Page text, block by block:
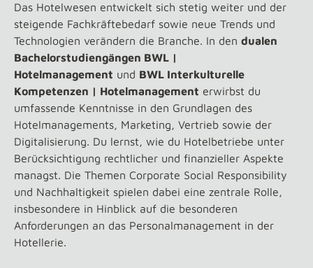
Das Hotelwesen entwickelt sich stetig weiter und der
steigende Fachkräftebedarf sowie neue Trends und
Technologien verändern die Branche. In den dualen
Bachelorstudiengängen BWL |
Hotelmanagement und BWL Interkulturelle
Kompetenzen | Hotelmanagement erwirbst du
umfassende Kenntnisse in den Grundlagen des
Hotelmanagements, Marketing, Vertrieb sowie der
Digitalisierung. Du lernst, wie du Hotelbetriebe unter
Berücksichtigung rechtlicher und finanzieller Aspekte
managst. Die Themen Corporate Social Responsibility
und Nachhaltigkeit spielen dabei eine zentrale Rolle,
insbesondere in Hinblick auf die besonderen
Anforderungen an das Personalmanagement in der
Hotellerie.